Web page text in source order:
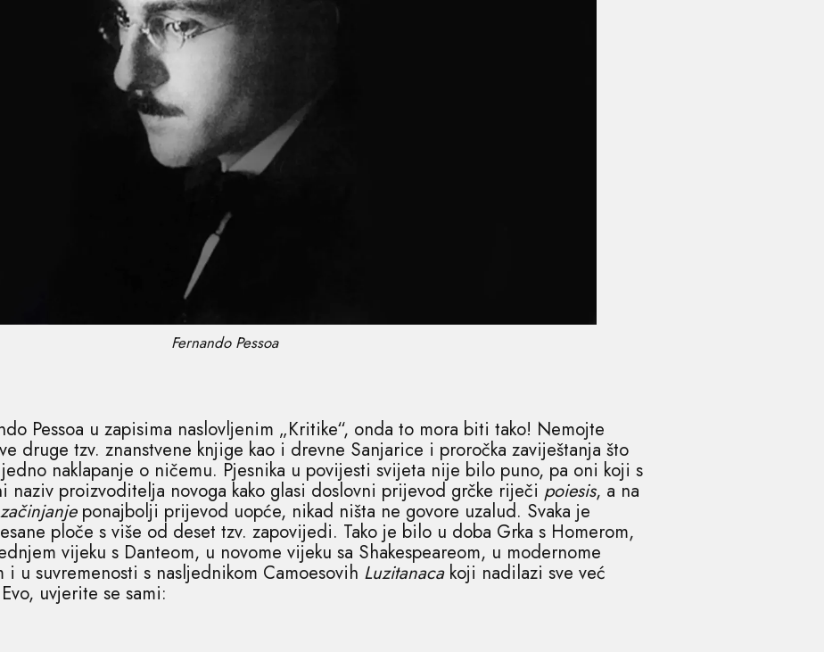
Fernando Pessoa
Pessoa u zapisima naslovljenim „Kritike“, onda to mora biti tako! Nemojte
druge tzv. znanstvene knjige kao i drevne Sanjarice i proročka zaviještanja što
naklapanje o ničemu. Pjesnika u povijesti svijeta nije bilo puno, pa oni koji s
naziv proizvoditelja novoga kako glasi doslovni prijevod grčke riječi poiesis, a na
začinjanjeponajbolji prijevod uopće, nikad ništa ne govore uzalud. Svaka je
ploče s više od deset tzv. zapovijedi. Tako je bilo u doba Grka s Homerom,
vijeku s Danteom, u novome vijeku sa Shakespeareom, u modernome
u suvremenosti s nasljednikom Camoesovih Luzitanacakoji nadilazi sve već
uvjerite se sami: